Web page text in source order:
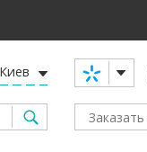
Киев